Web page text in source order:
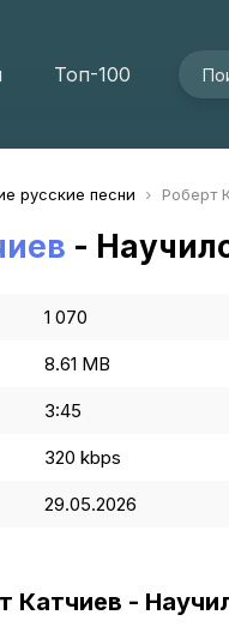
Топ-100
русские песни Роберт
-
1 070
8.61 MB
3:45
320 kbps
29.05.2026
Катчиев -